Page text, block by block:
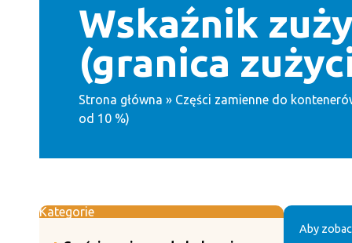
Wskaźnik
(granica
Strona główna » Części zamienne do
od 10 %)
Kategorie
Aby